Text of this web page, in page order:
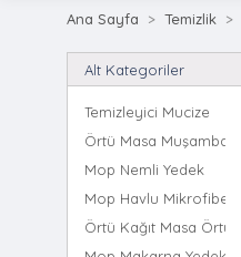
Ana Sayfa Temizlik
Alt Kategoriler
Temizleyici Mucize
Örtü Masa Muşamba
Mop Nemli Yedek
Mop Havlu Mikrofiber
Örtü Kağıt Masa Örtüsü